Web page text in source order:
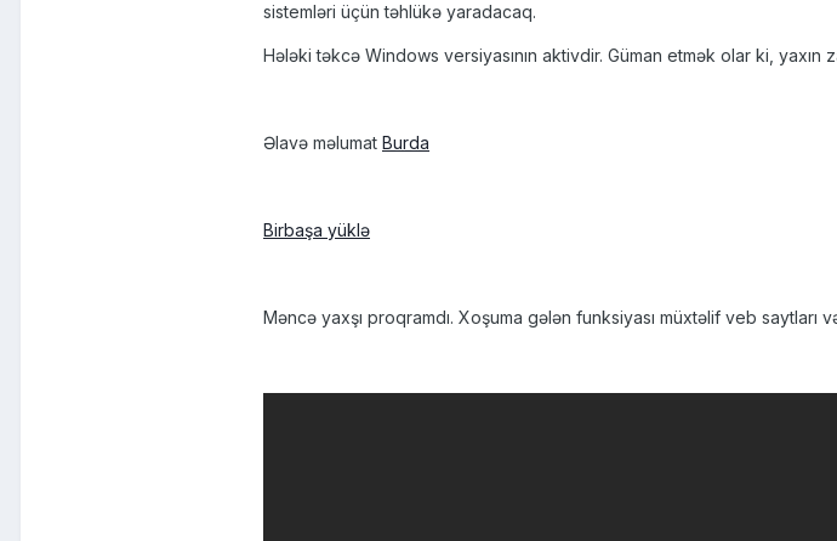
sistemləri üçün təhlükə yaradacaq.
Hələki təkcə Windows versiyasının aktivdir. Güman etmək olar ki, yaxın
Əlavə məlumat Burda
Birbaşa yüklə
Məncə yaxşı proqramdı. Xoşuma gələn funksiyası müxtəlif veb